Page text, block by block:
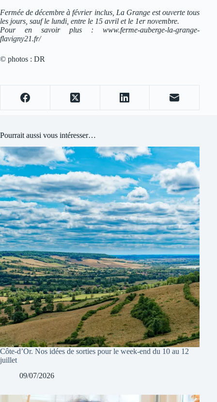
Fermée de décembre à février inclus, La Grange est ouverte tous
les jours, sauf le lundi, entre le 15 avril et le 1er novembre.
Pour en savoir plus : www.ferme-auberge-la-grange-
flavigny21.fr/
© photos : DR
Pourrait aussi vous intéresser…
Côte-d’Or. Nos idées de sorties pour le week-end du 10 au 12
juillet
09/07/2026